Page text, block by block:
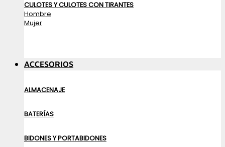
CULOTES Y CULOTES CON TIRANTES
Hombre
Mujer
ACCESORIOS
ALMACENAJE
BATERÍAS
BIDONES Y PORTABIDONES